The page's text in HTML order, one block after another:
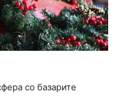
со базарите